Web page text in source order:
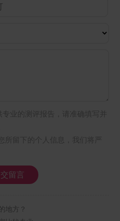
业的测评报告，请准确填写并
所留下的个人信息，我们将严
地方？